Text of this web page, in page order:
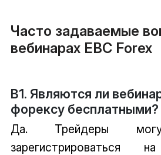
Часто задаваемые
вебинарах EBC Forex
В1. Являются ли
форексу бесплатными?
Да. Трейдеры